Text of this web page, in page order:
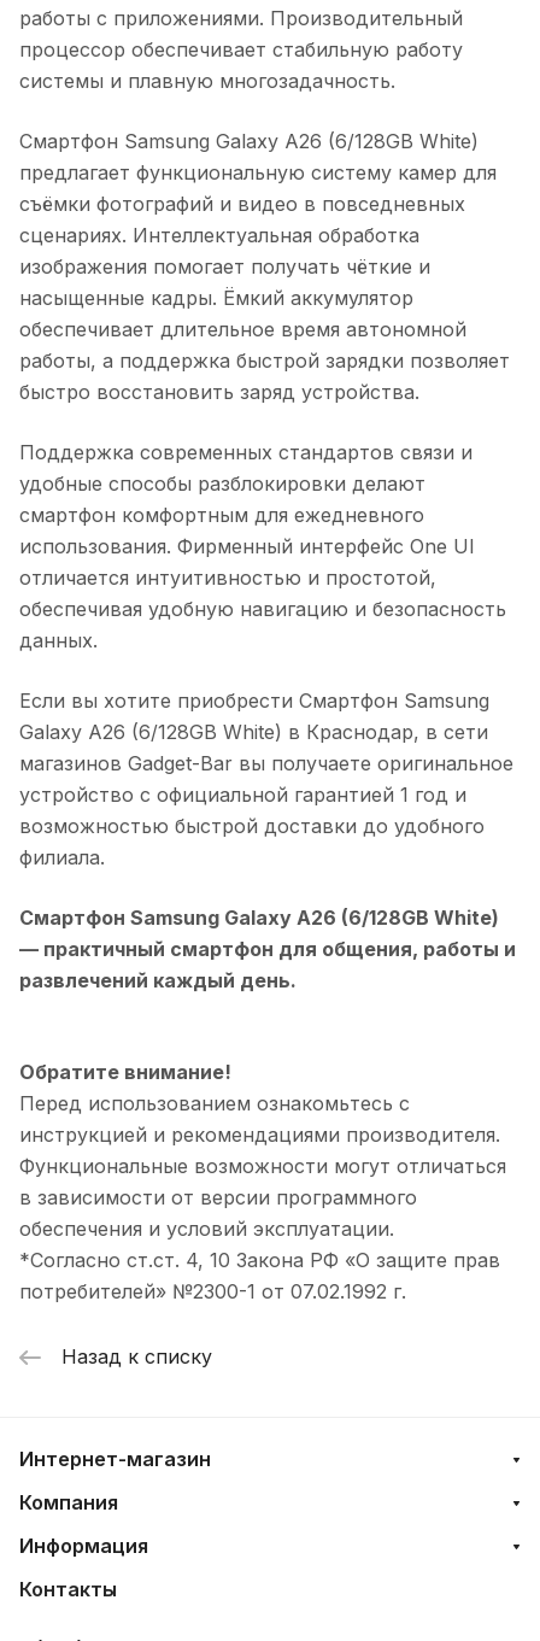
работы с приложениями. Производительный
процессор обеспечивает стабильную работу
системы и плавную многозадачность.
Смартфон Samsung Galaxy A26 (6/128GB White)
предлагает функциональную систему камер для
съёмки фотографий и видео в повседневных
сценариях. Интеллектуальная обработка
изображения помогает получать чёткие и
насыщенные кадры. Ёмкий аккумулятор
обеспечивает длительное время автономной
работы, а поддержка быстрой зарядки позволяет
быстро восстановить заряд устройства.
Поддержка современных стандартов связи и
удобные способы разблокировки делают
смартфон комфортным для ежедневного
использования. Фирменный интерфейс One UI
отличается интуитивностью и простотой,
обеспечивая удобную навигацию и безопасность
данных.
Если вы хотите приобрести Смартфон Samsung
Galaxy A26 (6/128GB White) в Краснодар, в сети
магазинов Gadget-Bar вы получаете оригинальное
устройство с официальной гарантией 1 год и
возможностью быстрой доставки до удобного
филиала.
Смартфон Samsung Galaxy A26 (6/128GB White)
— практичный смартфон для общения, работы и
развлечений каждый день.
Обратите внимание!
Перед использованием ознакомьтесь с
инструкцией и рекомендациями производителя.
Функциональные возможности могут отличаться
в зависимости от версии программного
обеспечения и условий эксплуатации.
*Согласно ст.ст. 4, 10 Закона РФ «О защите прав
потребителей» №2300-1 от 07.02.1992 г.
Назад к списку
Интернет-магазин
Компания
Информация
Контакты